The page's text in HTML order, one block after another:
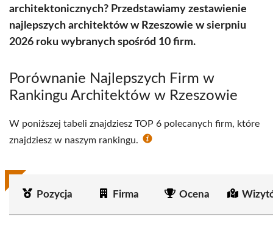
architektonicznych? Przedstawiamy zestawienie
najlepszych architektów w Rzeszowie w sierpniu
2026 roku wybranych spośród 10 firm.
Porównanie Najlepszych Firm w
Rankingu Architektów w Rzeszowie
W poniższej tabeli znajdziesz TOP 6 polecanych firm, które
znajdziesz w naszym rankingu.
Pozycja Firma Ocena